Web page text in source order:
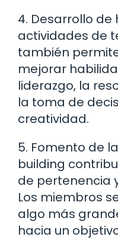
4. Desarrollo de
actividades de
también
mejorar
liderazgo, la
la toma de
creatividad.
5. Fomento de
building
de pertenencia
Los miembros
algo más
hacia un